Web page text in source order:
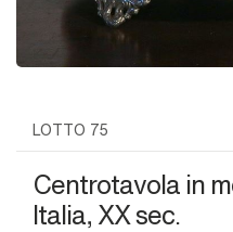
LOTTO 75
Centrotavola in
Italia, XX sec.